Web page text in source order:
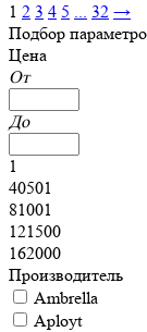
1 2 3 4 5 ... 32 →
Подбор
Цена
От
До
1
40501
81001
121500
162000
Производитель
Ambrella
Aployt